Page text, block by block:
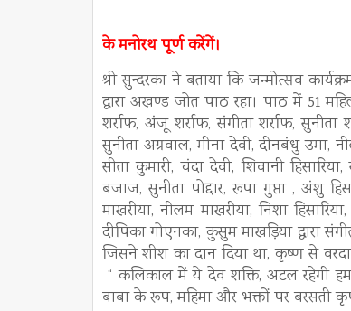
के मनोरथ पूर्ण करेंगें।
श्री सुन्दरका ने बताया कि जन्मोत्सव
द्वारा अखण्ड जोत पाठ रहा। पाठ में 51
शर्राफ, अंजू शर्राफ, संगीता शर्राफ, सुनीता
सुनीता अग्रवाल, मीना देवी, दीनबंधु उमा,
सीता कुमारी, चंदा देवी, शिवानी
बजाज, सुनीता पोद्दार, रूपा गुप्ता , अंशु
माखरीया, नीलम माखरीया, निशा
दीपिका गोएनका, कुसुम माखड़िया द्वारा
जिसने शीश का दान दिया था, कृष्ण से
“ कलिकाल में ये देव शक्ति, अटल रहेगी
बाबा के रूप, महिमा और भक्तों पर बरसती